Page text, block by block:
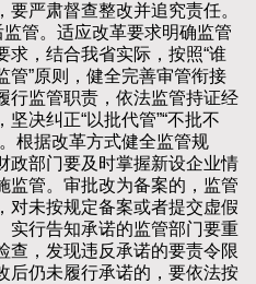
严肃督查整改并追究责任。
管。适应改革要求明确监管
求，结合我省实际，按照“谁
管”原则，健全完善审管衔接
行监管职责，依法监管持证经
决纠正“以批代管”“不批不
根据改革方式健全监管规
政部门要及时掌握新设企业情
监管。审批改为备案的，监管
对未按规定备案或者提交虚假
实行告知承诺的监管部门要重
查，发现违反承诺的要责令限
后仍未履行承诺的，要依法按